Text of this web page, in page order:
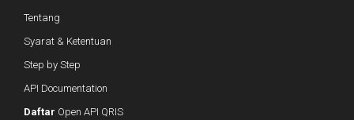
Tentang
Syarat & Ketentuan
Step by Step
API Documentation
Daftar Open API QRIS